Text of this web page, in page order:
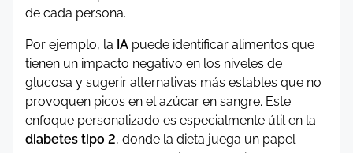
de cada persona.
Por ejemplo, la IA puede identificar alimentos que
tienen un impacto negativo en los niveles de
glucosa y sugerir alternativas más estables que no
provoquen picos en el azúcar en sangre. Este
enfoque personalizado es especialmente útil en la
diabetes tipo 2, donde la dieta juega un papel